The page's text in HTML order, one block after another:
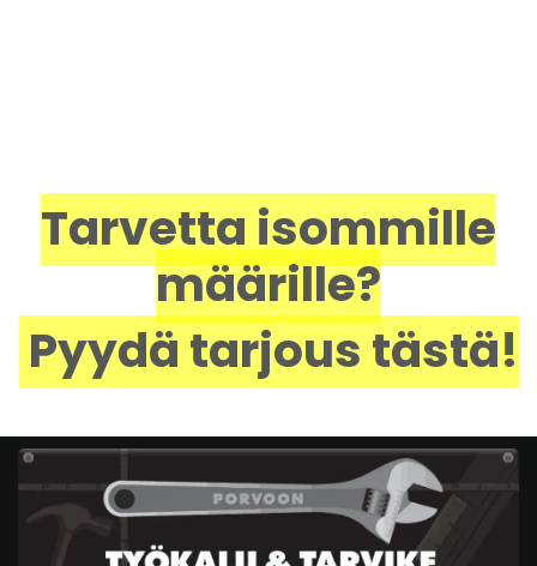
Tarvetta isommille
määrille?
Pyydä tarjous tästä!